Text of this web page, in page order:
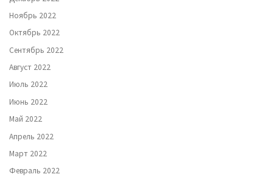
Ноябрь 2022
Октябрь 2022
Сентябрь 2022
Август 2022
Июль 2022
Июнь 2022
Май 2022
Апрель 2022
Март 2022
Февраль 2022